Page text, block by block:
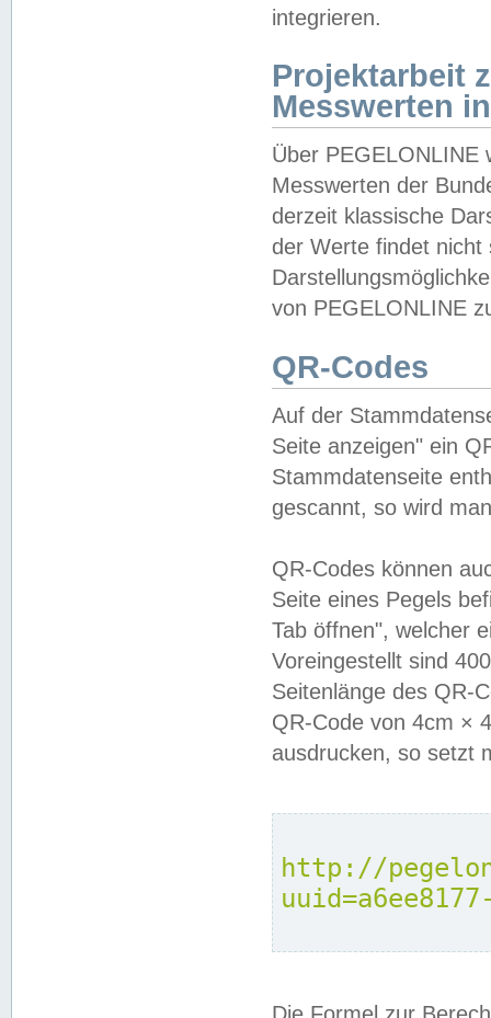
integrieren.
Projektarbeit
Messwerten
Über PEGELONLINE
Messwerten der
derzeit klassische
der Werte findet
von PEGELONLINE
QR-Codes
Auf der
Seite anzeigen" ein
Stammdatenseite
gescannt, so wird
QR-Codes können
Seite eines Pegels
Tab öffnen", welcher
Voreingestellt sind
Seitenlänge des QR-
QR-Code von 4cm ×
ausdrucken, so setzt
http://